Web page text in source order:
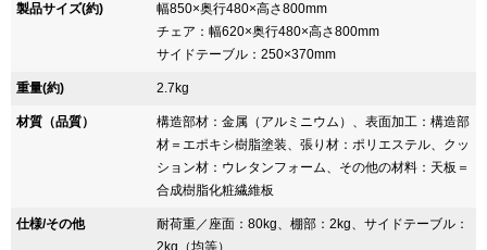
製品サイズ(約)
幅850×奥行480×高さ800mm
チェア：幅620×奥行480×高さ800mm
サイドテーブル：250×370mm
重量(約) 2.7kg
材質（品質）
構造部材：金属（アルミニウム）、表面加工：構造部
材＝エポキシ樹脂塗装、張り材：ポリエステル、クッ
ション材：ウレタンフォーム、その他の材料：天板＝
合成樹脂化粧繊維板
仕様/その他
耐荷重／座面：80kg、棚部：2kg、サイドテーブル：
2kg（均等）